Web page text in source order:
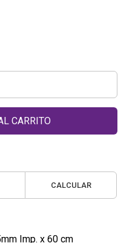
CARRITO
CALCULAR
Imp. x 60 cm